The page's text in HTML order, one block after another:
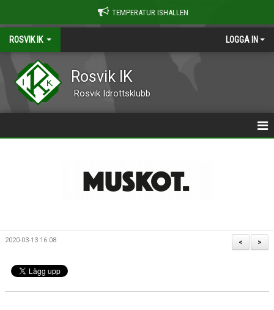
TEMPERATUR ISHALLEN
ROSVIK IK LOGGA IN
Rosvik IK
Rosvik Idrottsklubb
>
<
2020-03-13 16:08